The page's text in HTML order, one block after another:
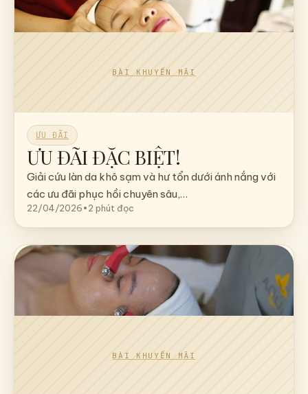
ƯU ĐÃI
ƯU ĐÃI ĐẶC BIỆT!
Giải cứu làn da khô sạm và hư tổn dưới ánh nắng với
các ưu đãi phục hồi chuyên sâu,…
22/04/2026•2 phút đọc